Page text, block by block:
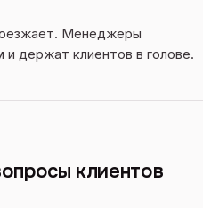
Менеджеры
держат клиентов в голове.
клиентов